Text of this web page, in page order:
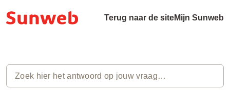
Terug naar de siteMijn Sunweb